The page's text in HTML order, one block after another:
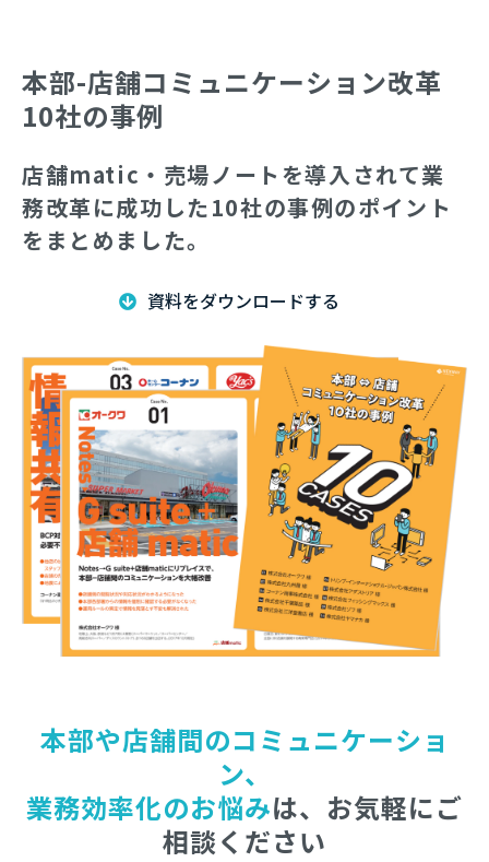
本部-店舗コミュニケーション改革
10社の事例
店舗matic・売場ノートを導入されて業
務改革に成功した10社の事例のポイント
をまとめました。
資料をダウンロードする
本部や店舗間のコミュニケーショ
ン、
業務効率化のお悩みは、お気軽にご
相談ください